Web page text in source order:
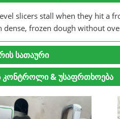
slicers stall when they hit a
dense, frozen dough without
სათაური
კონტროლი & უსაფრთხოება
პირველ რიგში
The